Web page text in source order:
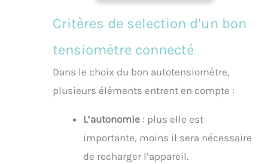
Critères de selection d’un bon
tensiomètre connecté
Dans le choix du bon autotensiomètre,
plusieurs éléments entrent en compte :
L’autonomie : plus elle est
importante, moins il sera nécessaire
de recharger l’appareil.